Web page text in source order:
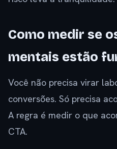
Como medir se
mentais estão
Você não precisa virar
conversões. Só precisa
A regra é medir o que
CTA.